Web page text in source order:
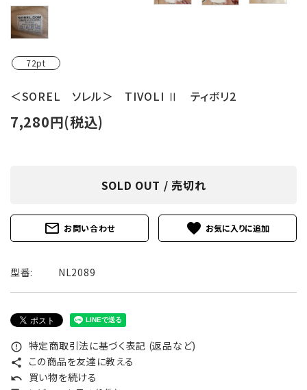
72pt
＜SOREL ソレル＞ TIVOLI Ⅱ ティボリ2
7,280円(税込)
SOLD OUT / 売切れ
mail_outline お問い合わせ favorite
型番: NL2089
error_outline 特定商取引法に基づく表記 (返品など)
share この商品を友達に教える
undo 買い物を続ける